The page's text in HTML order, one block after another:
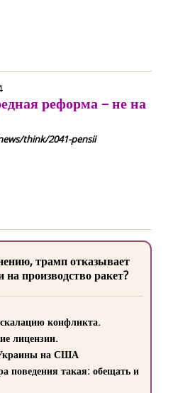
реформа – не на
think/2041-pensii
трамп отказывает
производство ракет?
конфликта.
лицензии.
на США
поведения такая: обещать и